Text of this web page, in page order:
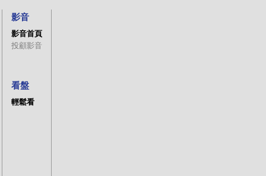
影音
影音首頁
投顧影音
看盤
輕鬆看